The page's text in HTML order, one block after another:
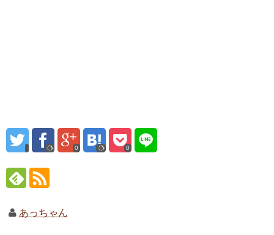
0 0
あっちゃん